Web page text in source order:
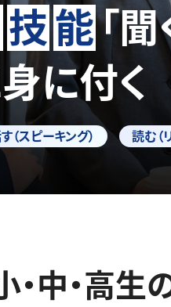
技能「聞
に付く
（スピーキング） 読む（
・中・高